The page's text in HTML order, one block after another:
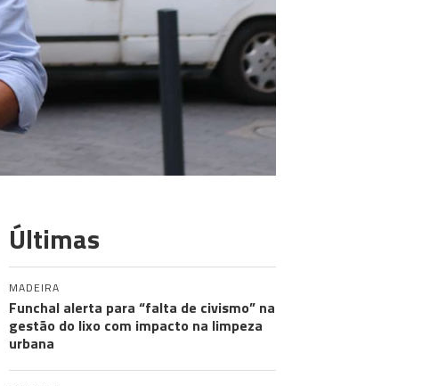
Últimas
MADEIRA
Funchal alerta para “falta de civismo” na
gestão do lixo com impacto na limpeza
urbana